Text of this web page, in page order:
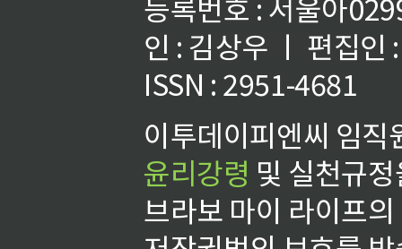
인 : 김상우 ㅣ 편집인
ISSN : 2951-4681
이투데이피엔씨 임
윤리강령 및 실천규
브라보 마이 라이프